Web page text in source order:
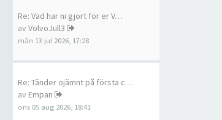
Re: Vad har ni gjort för er V…
av VolvoJull3
mån 13 jul 2026, 17:28
Re: Tänder ojämnt på första c…
av Empan
ons 05 aug 2026, 18:41